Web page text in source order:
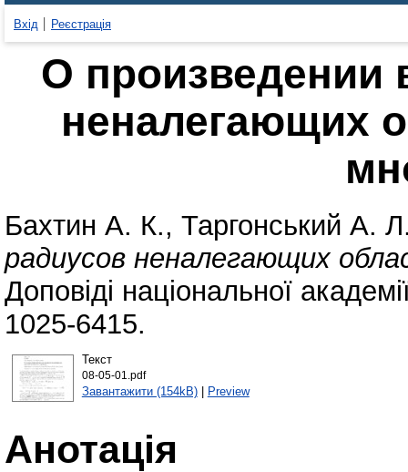
Вхід Реєстрація
О произведении
неналегающих
Бахтин А. К., Таргонський А.
радиусов неналегающих
Доповіді національної
1025-6415.
Текст
08-05-01.pdf
Завантажити (154kB)| Preview
Анотація